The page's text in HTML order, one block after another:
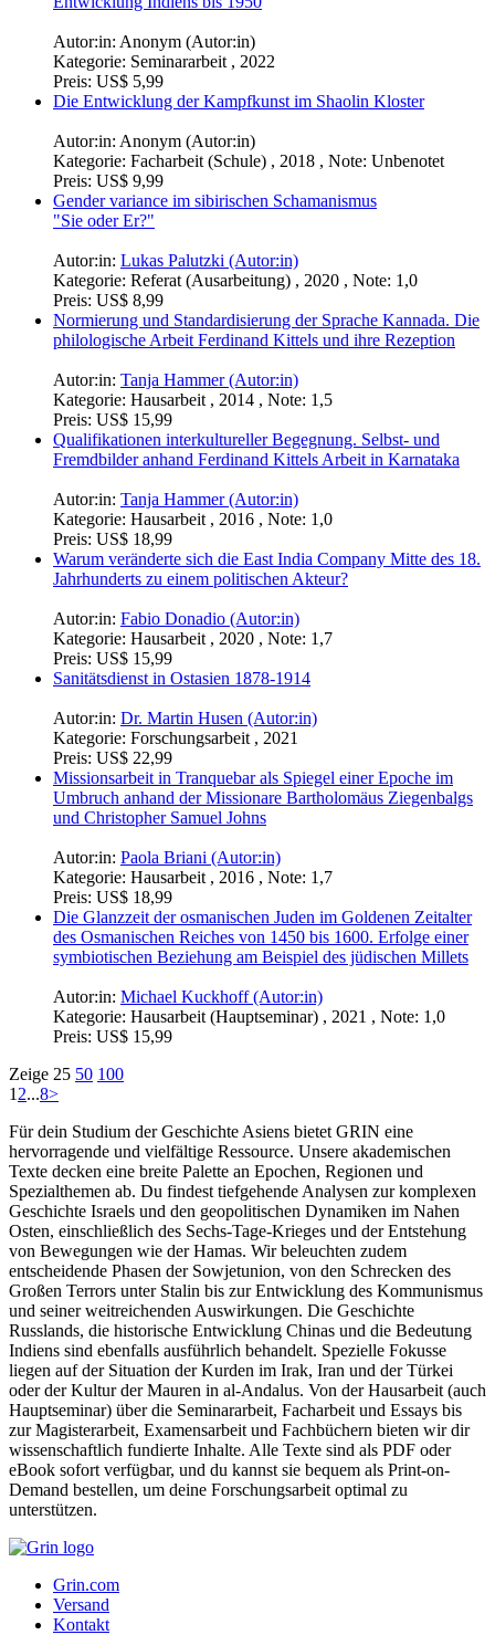
Autor:in: Anonym (Autor:in)
Kategorie: Seminararbeit , 2022
Preis: US$ 5,99
Die Entwicklung der Kampfkunst im Shaolin Kloster
Autor:in: Anonym (Autor:in)
Kategorie: Facharbeit (Schule) , 2018 , Note: Unbenotet
Preis: US$ 9,99
Gender variance im sibirischen Schamanismus
"Sie oder Er?"
Autor:in: Lukas Palutzki (Autor:in)
Kategorie: Referat (Ausarbeitung) , 2020 , Note: 1,0
Preis: US$ 8,99
Normierung und Standardisierung der Sprache Kannada. Die
philologische Arbeit Ferdinand Kittels und ihre Rezeption
Autor:in: Tanja Hammer (Autor:in)
Kategorie: Hausarbeit , 2014 , Note: 1,5
Preis: US$ 15,99
Qualifikationen interkultureller Begegnung. Selbst- und
Fremdbilder anhand Ferdinand Kittels Arbeit in Karnataka
Autor:in: Tanja Hammer (Autor:in)
Kategorie: Hausarbeit , 2016 , Note: 1,0
Preis: US$ 18,99
Warum veränderte sich die East India Company Mitte des 18.
Jahrhunderts zu einem politischen Akteur?
Autor:in: Fabio Donadio (Autor:in)
Kategorie: Hausarbeit , 2020 , Note: 1,7
Preis: US$ 15,99
Sanitätsdienst in Ostasien 1878-1914
Autor:in: Dr. Martin Husen (Autor:in)
Kategorie: Forschungsarbeit , 2021
Preis: US$ 22,99
Missionsarbeit in Tranquebar als Spiegel einer Epoche im
Umbruch anhand der Missionare Bartholomäus Ziegenbalgs
und Christopher Samuel Johns
Autor:in: Paola Briani (Autor:in)
Kategorie: Hausarbeit , 2016 , Note: 1,7
Preis: US$ 18,99
Die Glanzzeit der osmanischen Juden im Goldenen Zeitalter
des Osmanischen Reiches von 1450 bis 1600. Erfolge einer
symbiotischen Beziehung am Beispiel des jüdischen Millets
Autor:in: Michael Kuckhoff (Autor:in)
Kategorie: Hausarbeit (Hauptseminar) , 2021 , Note: 1,0
Preis: US$ 15,99
Zeige 25 50 100
1 2...8>
Für dein Studium der Geschichte Asiens bietet GRIN eine
hervorragende und vielfältige Ressource. Unsere akademischen
Texte decken eine breite Palette an Epochen, Regionen und
Spezialthemen ab. Du findest tiefgehende Analysen zur komplexen
Geschichte Israels und den geopolitischen Dynamiken im Nahen
Osten, einschließlich des Sechs-Tage-Krieges und der Entstehung
von Bewegungen wie der Hamas. Wir beleuchten zudem
entscheidende Phasen der Sowjetunion, von den Schrecken des
Großen Terrors unter Stalin bis zur Entwicklung des Kommunismus
und seiner weitreichenden Auswirkungen. Die Geschichte
Russlands, die historische Entwicklung Chinas und die Bedeutung
Indiens sind ebenfalls ausführlich behandelt. Spezielle Fokusse
liegen auf der Situation der Kurden im Irak, Iran und der Türkei
oder der Kultur der Mauren in al-Andalus. Von der Hausarbeit (auch
Hauptseminar) über die Seminararbeit, Facharbeit und Essays bis
zur Magisterarbeit, Examensarbeit und Fachbüchern bieten wir dir
wissenschaftlich fundierte Inhalte. Alle Texte sind als PDF oder
eBook sofort verfügbar, und du kannst sie bequem als Print-on-
Demand bestellen, um deine Forschungsarbeit optimal zu
unterstützen.
Grin.com
Versand
Kontakt